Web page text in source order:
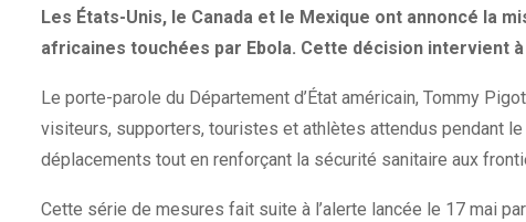
Les États-Unis, le Canada et le Mexique ont annoncé la
africaines touchées par Ebola. Cette décision intervient
Le porte-parole du Département d’État américain, Tommy
visiteurs, supporters, touristes et athlètes attendus pendant
déplacements tout en renforçant la sécurité sanitaire aux
Cette série de mesures fait suite à l’alerte lancée le 17 mai